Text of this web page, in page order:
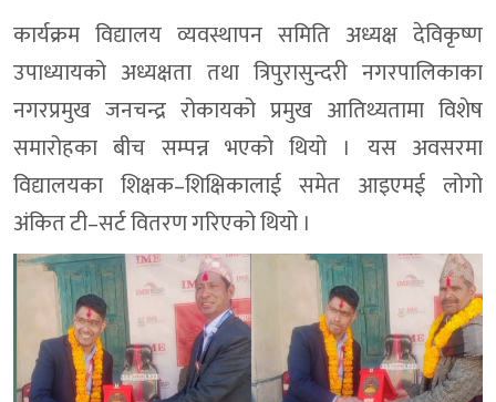
कार्यक्रम विद्यालय व्यवस्थापन समिति अध्यक्ष देविकृष्ण
उपाध्यायको अध्यक्षता तथा त्रिपुरासुन्दरी नगरपालिकाका
नगरप्रमुख जनचन्द्र रोकायको प्रमुख आतिथ्यतामा विशेष
समारोहका बीच सम्पन्न भएको थियो । यस अवसरमा
विद्यालयका शिक्षक–शिक्षिकालाई समेत आइएमई लोगो
अंकित टी–सर्ट वितरण गरिएको थियो ।